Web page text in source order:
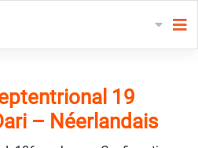
19
– Néerlandais